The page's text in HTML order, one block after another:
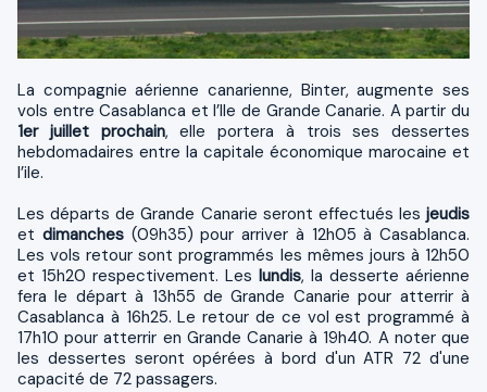
La compagnie aérienne canarienne, Binter, augmente ses
vols entre Casablanca et l’Ile de Grande Canarie. A partir du
1er juillet prochain, elle portera à trois ses dessertes
hebdomadaires entre la capitale économique marocaine et
l’ile.
Les départs de Grande Canarie seront effectués les jeudis
et dimanches (09h35) pour arriver à 12h05 à Casablanca.
Les vols retour sont programmés les mêmes jours à 12h50
et 15h20 respectivement. Les lundis, la desserte aérienne
fera le départ à 13h55 de Grande Canarie pour atterrir à
Casablanca à 16h25. Le retour de ce vol est programmé à
17h10 pour atterrir en Grande Canarie à 19h40. A noter que
les dessertes seront opérées à bord d'un ATR 72 d'une
capacité de 72 passagers.